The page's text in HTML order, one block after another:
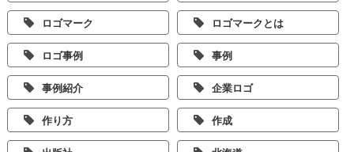
ロゴマーク ロゴマークとは
ロゴ事例 事例
事例紹介 企業ロゴ
作り方 作成